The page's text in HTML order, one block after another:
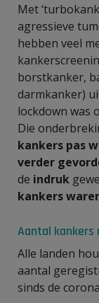
Met
agressieve
hebben veel
borstkanker,
darmkanker)
lockdown was
Die
kankers pas
verder
de indruk
kankers
Aantal
Alle landen
aantal
sinds de